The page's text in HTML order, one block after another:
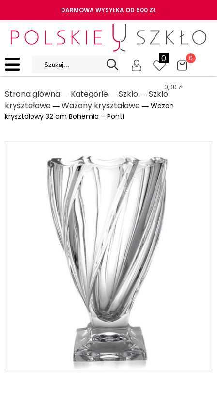
DARMOWA WYSYŁKA OD 500 ZŁ
0 0
0,00 zł
Strona główna ― Kategorie ― Szkło ― Szkło
kryształowe ― Wazony kryształowe ― Wazon
kryształowy 32 cm Bohemia – Ponti